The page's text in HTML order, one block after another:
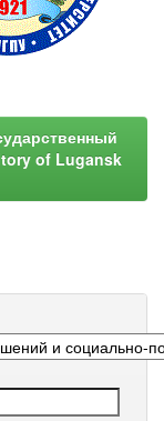
of Lugansk